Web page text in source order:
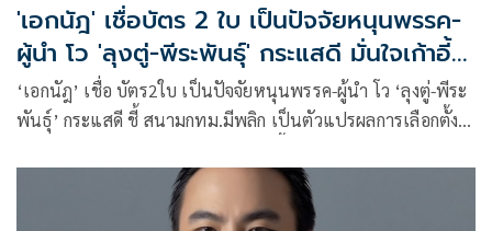
'เอกนัฎ' เชื่อบัตร 2 ใบ เป็นปัจจัยหนุนพรรค-
ผู้นำ โว 'ลุงตู่-พีระพันธุ์' กระแสดี มั่นใจเก้าอี้
เลขาฯเลื่อยยาก
‘เอกนัฎ’ เชื่อ บัตร2ใบ เป็นปัจจัยหนุนพรรค-ผู้นำ โว ‘ลุงตู่-พีระ
พันธุ์’ กระแสดี ชี้ สนามกทม.มีพลิก เป็นตัวแปรผลการเลือกตั้ง
หน้าที่ประสานงานไม่ใช่กดปุ่มสั่ง เผย รทสช.วางตัวละเอียดเป็น